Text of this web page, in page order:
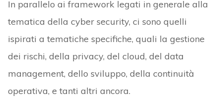
In parallelo ai framework legati in generale alla
tematica della cyber security, ci sono quelli
ispirati a tematiche specifiche, quali la gestione
dei rischi, della privacy, del cloud, del data
management, dello sviluppo, della continuità
operativa, e tanti altri ancora.